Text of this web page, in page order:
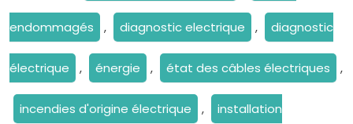
endommagés , diagnostic electrique , diagnostic
électrique , énergie , état des câbles électriques ,
incendies d'origine électrique , installation